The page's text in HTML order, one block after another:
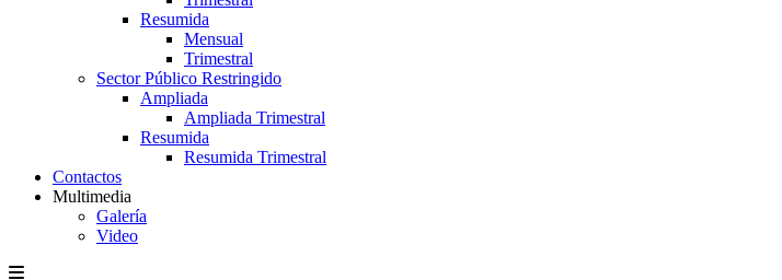
Resumida
Mensual
Trimestral
Sector Público Restringido
Ampliada
Ampliada Trimestral
Resumida
Resumida Trimestral
Contactos
Multimedia
Galería
Video